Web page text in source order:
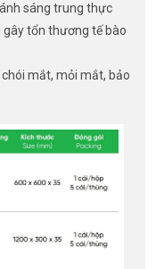
sáng trung thực
gây tổn thương tế bào
chói mắt, mỏi mắt, bảo